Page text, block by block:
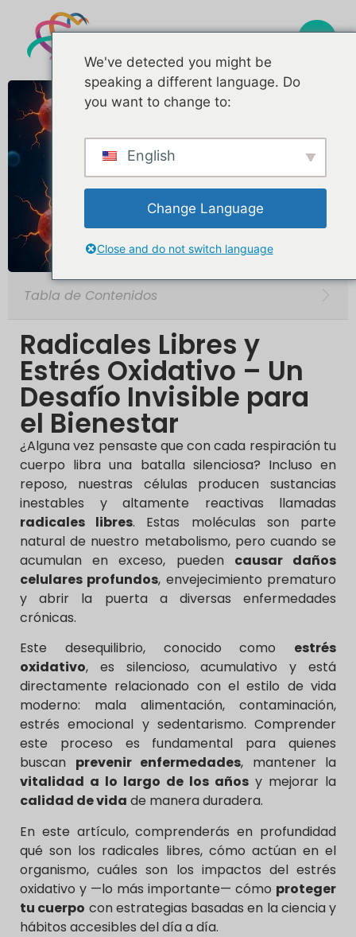
Tabla de Contenidos
Radicales Libres y
Estrés Oxidativo – Un
Desafío Invisible para
el Bienestar
¿Alguna vez pensaste que con cada respiración tu
cuerpo libra una batalla silenciosa? Incluso en
reposo, nuestras células producen sustancias
inestables y altamente reactivas llamadas
radicales libres. Estas moléculas son parte
natural de nuestro metabolismo, pero cuando se
acumulan en exceso, pueden causar daños
celulares profundos, envejecimiento prematuro
y abrir la puerta a diversas enfermedades
crónicas.
Este desequilibrio, conocido como estrés
oxidativo, es silencioso, acumulativo y está
directamente relacionado con el estilo de vida
moderno: mala alimentación, contaminación,
estrés emocional y sedentarismo. Comprender
este proceso es fundamental para quienes
buscan prevenir enfermedades, mantener la
vitalidad a lo largo de los años y mejorar la
calidad de vida de manera duradera.
En este artículo, comprenderás en profundidad
qué son los radicales libres, cómo actúan en el
organismo, cuáles son los impactos del estrés
oxidativo y —lo más importante— cómo proteger
tu cuerpo con estrategias basadas en la ciencia y
hábitos accesibles del día a día.
We've detected you might be
speaking a different language. Do
you want to change to:
English
Change Language
Close and do not switch language